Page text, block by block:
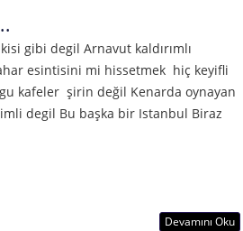
gibi degil Arnavut kaldırımlı
esintisini mi hissetmek hiç keyifli
kafeler şirin değil Kenarda oynayan
degil Bu başka bir Istanbul Biraz
Devamını Oku